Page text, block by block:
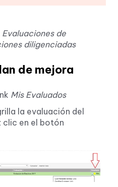
Evaluaciones de
diligenciadas
de mejora
Mis Evaluados
la evaluación del
clic en el botón